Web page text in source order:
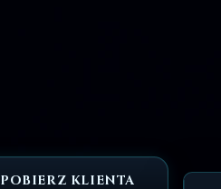
POBIERZ KLIENTA